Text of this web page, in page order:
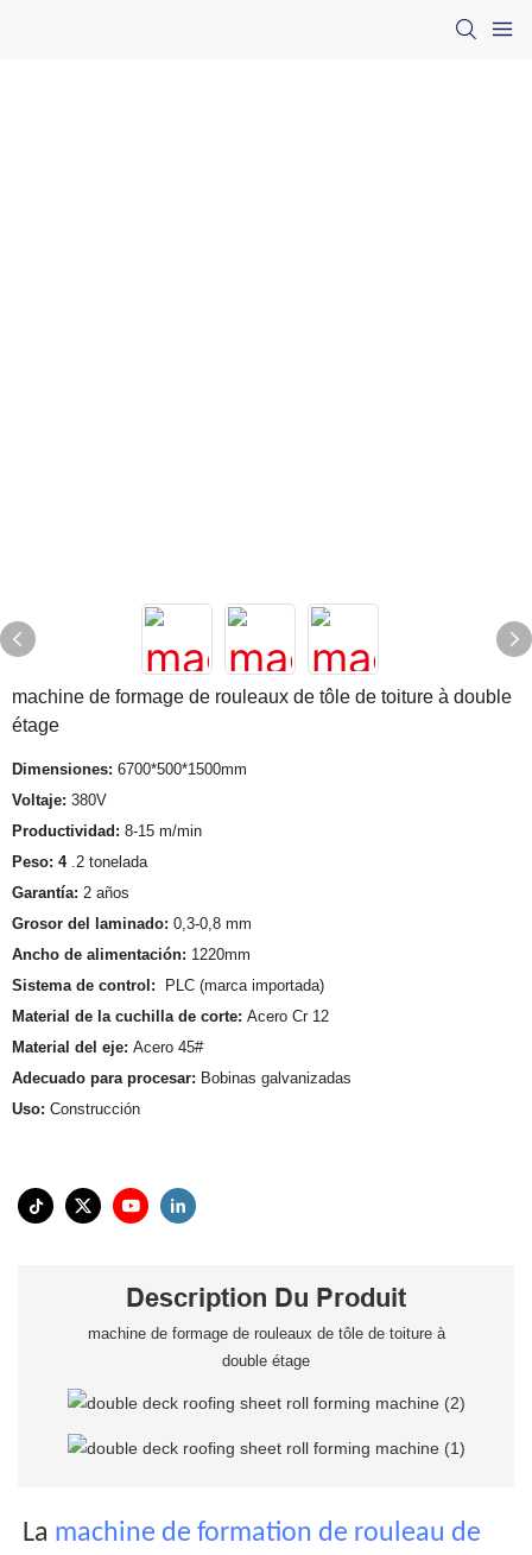
machine de formage de rouleaux de tôle de toiture à double
étage
Dimensiones: 6700*500*1500mm
Voltaje: 380V
Productividad: 8-15 m/min
Peso: 4 .2 tonelada
Garantía: 2 años
Grosor del laminado: 0,3-0,8 mm
Ancho de alimentación: 1220mm
Sistema de control:
PLC (marca importada)
Material de la cuchilla de corte: Acero Cr 12
Material del eje: Acero 45#
Adecuado para procesar: Bobinas galvanizadas
Uso: Construcción
Description Du Produit
machine de formage de rouleaux de tôle de toiture à
double étage
La machine de formation de rouleau de